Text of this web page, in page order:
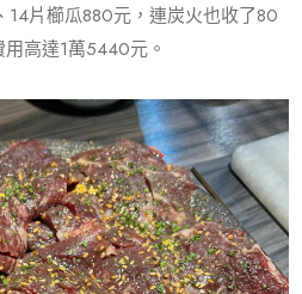
片櫛瓜880元，連炭火也收了80
高達1萬5440元。